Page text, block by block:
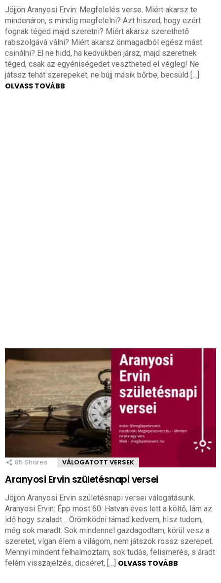
Jöjjön Aranyosi Ervin: Megfelelés verse. Miért akarsz te
mindenáron, s mindig megfelelni? Azt hiszed, hogy ezért
fognak téged majd szeretni? Miért akarsz szerethető
rabszolgává válni? Miért akarsz önmagadból egész mást
csinálni? El ne hidd, ha kedvükben jársz, majd szeretnek
téged, csak az egyéniségedet vesztheted el végleg! Ne
játssz tehát szerepeket, ne bújj másik bőrbe, becsüld […]
OLVASS TOVÁBB
85 Shares VÁLOGATOTT VERSEK
Aranyosi Ervin születésnapi versei
Jöjjön Aranyosi Ervin születésnapi versei válogatásunk.
Aranyosi Ervin: Épp most 60. Hatvan éves lett a költő, lám az
idő hogy szaladt… Örömködni támad kedvem, hisz tudom,
még sok maradt. Sok mindennel gazdagodtam, körül vesz a
szeretet, vígan élem a világom, nem játszok rossz szerepet.
Mennyi mindent felhalmoztam, sok tudás, felismerés, s áradt
felém visszajelzés, dicséret, […] OLVASS TOVÁBB